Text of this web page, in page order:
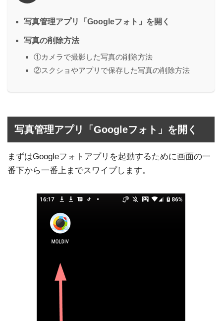
写真管理アプリ「Googleフォト」を開く
写真の削除方法
①カメラで撮影した写真の削除方法
②スクショやアプリで保存した写真の削除方法
写真管理アプリ「Googleフォト」を開く
まずはGoogleフォトアプリを起動するために画面の一
番下から一番上までスワイプします。